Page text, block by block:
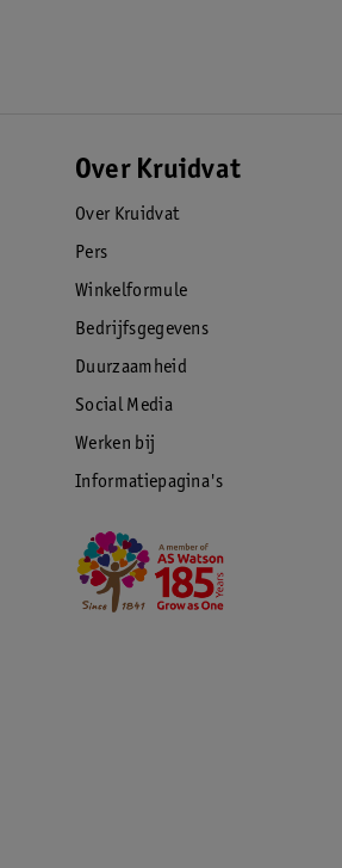
Over Kruidvat
Over Kruidvat
Pers
Winkelformule
Bedrijfsgegevens
Duurzaamheid
Social Media
Werken bij
Informatiepagina's